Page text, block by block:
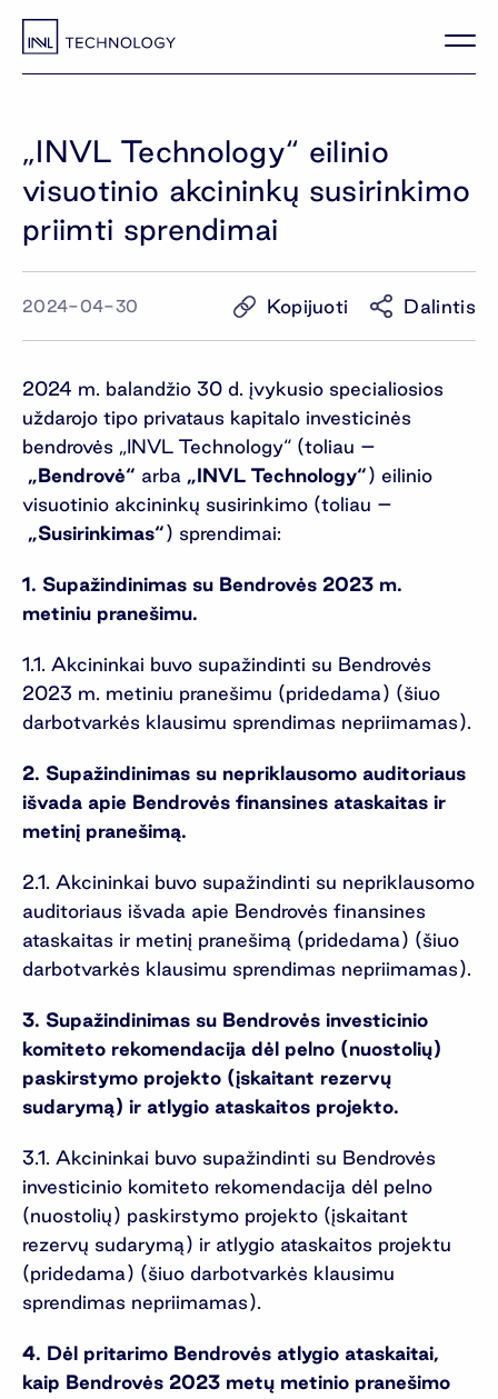
„INVL Technology“ eilinio
visuotinio akcininkų susirinkimo
priimti sprendimai
2024-04-30 Kopijuoti Dalintis
2024 m. balandžio 30 d. įvykusio specialiosios
uždarojo tipo privataus kapitalo investicinės
bendrovės „INVL Technology“ (toliau –
„Bendrovė“ arba „INVL Technology“) eilinio
visuotinio akcininkų susirinkimo (toliau –
„Susirinkimas“) sprendimai:
1. Supažindinimas su Bendrovės 2023 m.
metiniu pranešimu.
1.1. Akcininkai buvo supažindinti su Bendrovės
2023 m. metiniu pranešimu (pridedama) (šiuo
darbotvarkės klausimu sprendimas nepriimamas).
2. Supažindinimas su nepriklausomo auditoriaus
išvada apie Bendrovės finansines ataskaitas ir
metinį pranešimą.
2.1. Akcininkai buvo supažindinti su nepriklausomo
auditoriaus išvada apie Bendrovės finansines
ataskaitas ir metinį pranešimą (pridedama) (šiuo
darbotvarkės klausimu sprendimas nepriimamas).
3. Supažindinimas su Bendrovės investicinio
komiteto rekomendacija dėl pelno (nuostolių)
paskirstymo projekto (įskaitant rezervų
sudarymą) ir atlygio ataskaitos projekto.
3.1. Akcininkai buvo supažindinti su Bendrovės
investicinio komiteto rekomendacija dėl pelno
(nuostolių) paskirstymo projekto (įskaitant
rezervų sudarymą) ir atlygio ataskaitos projektu
(pridedama) (šiuo darbotvarkės klausimu
sprendimas nepriimamas).
4. Dėl pritarimo Bendrovės atlygio ataskaitai,
kaip Bendrovės 2023 metų metinio pranešimo